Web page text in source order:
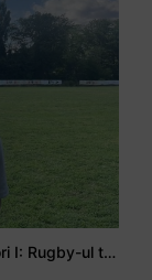
Mohamed Salhi, vicecampion național juniori I: Rugby-ul te învață să accepți și înfrângerile